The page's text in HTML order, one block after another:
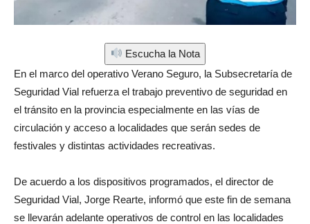
Escucha la Nota
En el marco del operativo Verano Seguro, la Subsecretaría de
Seguridad Vial refuerza el trabajo preventivo de seguridad en
el tránsito en la provincia especialmente en las vías de
circulación y acceso a localidades que serán sedes de
festivales y distintas actividades recreativas.
De acuerdo a los dispositivos programados, el director de
Seguridad Vial, Jorge Rearte, informó que este fin de semana
se llevarán adelante operativos de control en las localidades